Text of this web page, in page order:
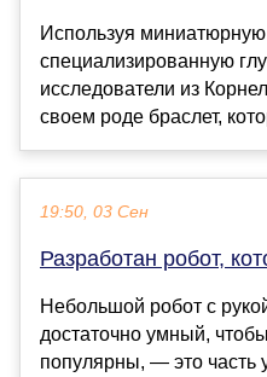
Используя
специализированную
исследователи из
своем роде браслет,
19:50, 03 Сен
Разработан робот,
Небольшой робот с
достаточно умный,
популярны, — это часть